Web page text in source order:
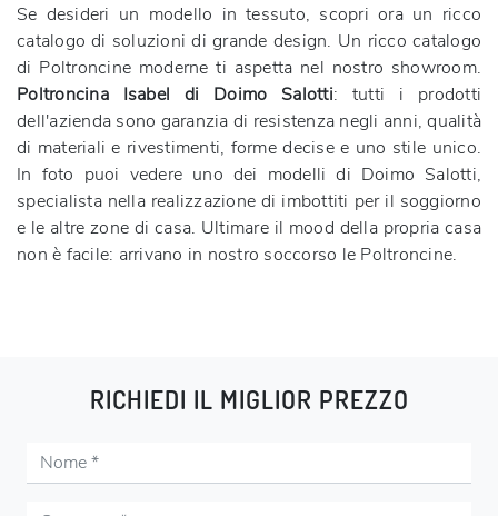
Se desideri un modello in tessuto, scopri ora un ricco
catalogo di soluzioni di grande design. Un ricco catalogo
di Poltroncine moderne ti aspetta nel nostro showroom.
Poltroncina Isabel di Doimo Salotti: tutti i prodotti
dell'azienda sono garanzia di resistenza negli anni, qualità
di materiali e rivestimenti, forme decise e uno stile unico.
In foto puoi vedere uno dei modelli di Doimo Salotti,
specialista nella realizzazione di imbottiti per il soggiorno
e le altre zone di casa. Ultimare il mood della propria casa
non è facile: arrivano in nostro soccorso le Poltroncine.
RICHIEDI IL MIGLIOR PREZZO